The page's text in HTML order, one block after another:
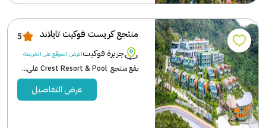
منتجع كريست فوكيت تايلاند
5
جزيرة فوكيتاعرض الموقع على الخريطة
يقع منتجع Crest Resort & Pool على...
عرض التفاصيل